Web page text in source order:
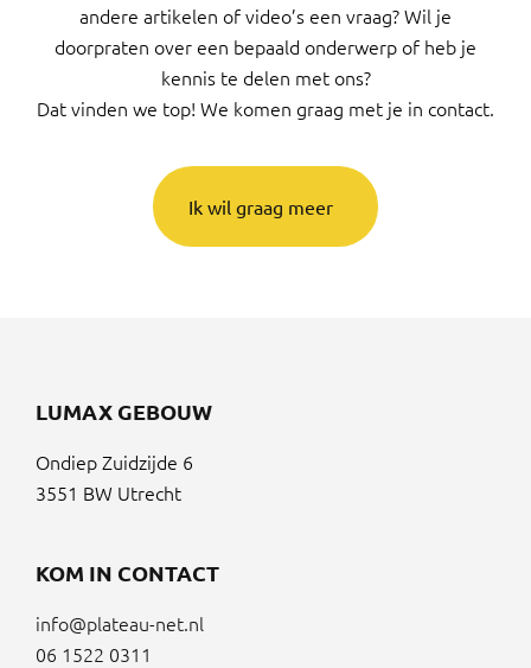
andere artikelen of video’s een vraag? Wil je
doorpraten over een bepaald onderwerp of heb je
kennis te delen met ons?
Dat vinden we top! We komen graag met je in contact.
Ik wil graag meer
LUMAX GEBOUW
Ondiep Zuidzijde 6
3551 BW Utrecht
KOM IN CONTACT
info@plateau-net.nl
06 1522 0311